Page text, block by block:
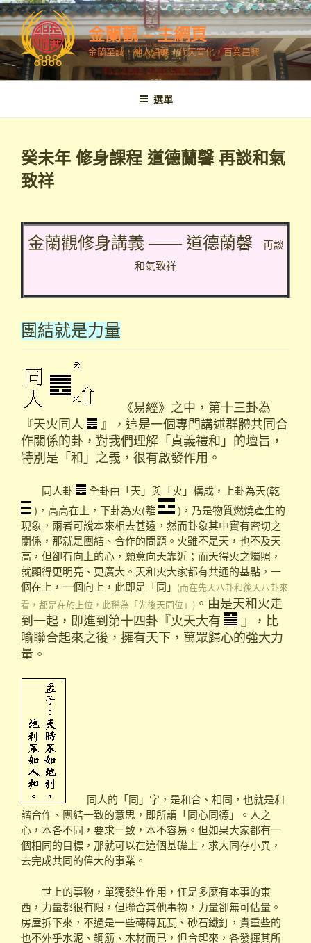
跳
至
內
容
金蘭觀 – 主網頁
金蘭至誠，神人溫馨，代天宣化，百業昌興
選單
癸未年 修身課程 道德蘭馨 再談和氣
致祥
金蘭觀修身講義 —— 道德蘭馨 再談
和氣致祥
團結就是力量
《易經》之中，第十三卦為
『天火同人
』，這是一個專門講述群體共同合
作關係的卦，對我們理解「貞義禮和」的壇旨，
特別是「和」之義，很有啟發作用。
同人卦
全卦由「天」與「火」構成，上卦為天(乾
)，高高在上，下卦為火(離
)，乃是物質燃燒產生的
現象，兩者可說本來相去甚遠，然而卦象其中實有密切之
關係，那就是團結、合作的問題。火雖不是天，也不及天
高，但卻有向上的心，願意向天靠近；而天得火之燭照，
就顯得更明亮、更廣大。天和火大家都有共通的基點，一
個在上，一個向上，此即是「同」 (而在先天八卦和後天八卦來
看，都是在於上位，此稱為「先後天同位」) 。由是天和火走
到一起，即進到第十四卦『火天大有
』，比
喻聯合起來之後，擁有天下，萬眾歸心的強大力
量。
同人的「同」字，是和合、相同，也就是和
諧合作、團結一致的意思，即所謂「同心同德」。人之
心，本各不同，要求一致，本不容易。但如果大家都有一
個相同的目標，那就可以在這個基礎上，求大同存小異，
去完成共同的偉大的事業。
世上的事物，單獨發生作用，任是多麼有本事的東
西，力量都很有限，但聯合其他事物，力量卻無可估量。
房屋拆下來，不過是一些磚磚瓦瓦、砂石鐵釘，貴重些的
也不外乎水泥、鋼筋、木材而已，但合起來，各發揮其所